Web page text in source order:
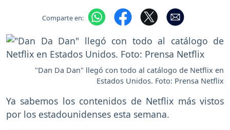
Comparte en:
"Dan Da Dan" llegó con todo al catálogo de Netflix en
Estados Unidos. Foto: Prensa Netflix
Ya sabemos los contenidos de Netflix más vistos
por los estadounidenses esta semana.